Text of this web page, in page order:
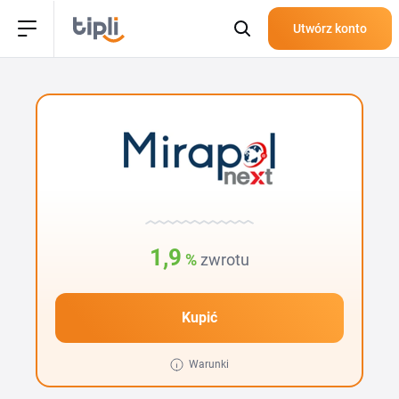
Utwórz konto
1,9 % zwrotu
Kupić
Warunki